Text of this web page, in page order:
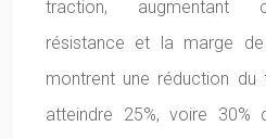
traction, augmentant
résistance et la marge
montrent une réduction du
atteindre 25%, voire 30%